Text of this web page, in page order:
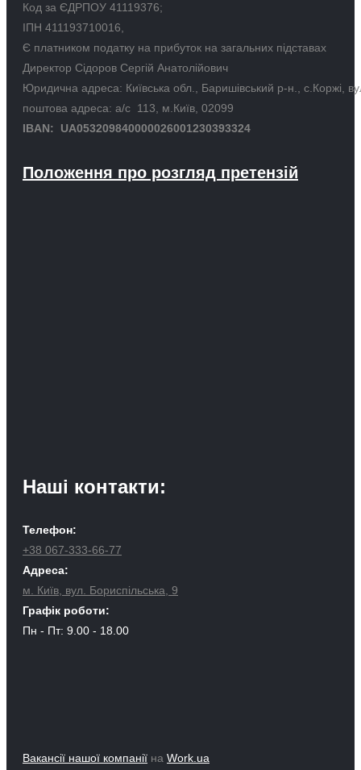
Код за ЄДРПОУ 41119376;
ІПН 411193710016,
Є платником податку на прибуток на загальних підставах
Директор Сідоров Сергій Анатолійович
Юридична адреса: Київська обл., Баришівський р-н., с.Коржі,
поштова адреса: а/с 113, м.Київ, 02099
IBAN: UA053209840000026001230393324
Положення про розгляд претензій
Наші контакти:
Телефон:
+38 067-333-66-77
Адреса:
м. Київ, вул. Бориспільська, 9
Графік роботи:
Пн - Пт: 9.00 - 18.00
Вакансії нашої компанії на Work.ua